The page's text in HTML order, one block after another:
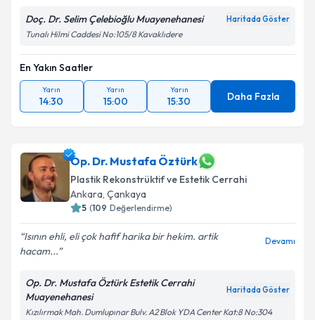
Doç. Dr. Selim Çelebioğlu Muayenehanesi Haritada Göster
Tunalı Hilmi Caddesi No:105/8 Kavaklıdere
En Yakın Saatler
Yarın
14:30
Yarın
15:00
Yarın
15:30 Daha Fazla
Op. Dr. Mustafa Öztürk
Plastik Rekonstrüktif ve Estetik Cerrahi
Ankara, Çankaya
5 (109 Değerlendirme)
Isının ehli, eli çok hafif harika bir hekim. artik
hacam...
Devamı
Op. Dr. Mustafa Öztürk Estetik Cerrahi
Muayenehanesi
Haritada Göster
Kızılırmak Mah. Dumlupınar Bulv. A2 Blok YDA Center Kat:8 No:304